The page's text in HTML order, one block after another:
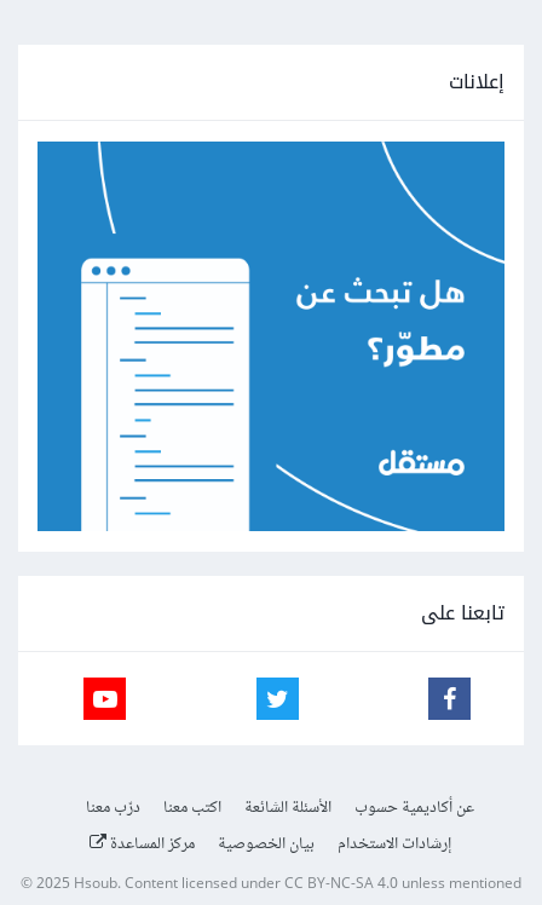
إعلانات
تابعنا على
عن أكاديمية حسوب الأسئلة الشائعة اكتب معنا
درّب معنا
إرشادات الاستخدام
بيان الخصوصية مركز المساعدة
© 2025Hsoub.Content licensed underCC BY-NC-SA 4.0unless mentioned